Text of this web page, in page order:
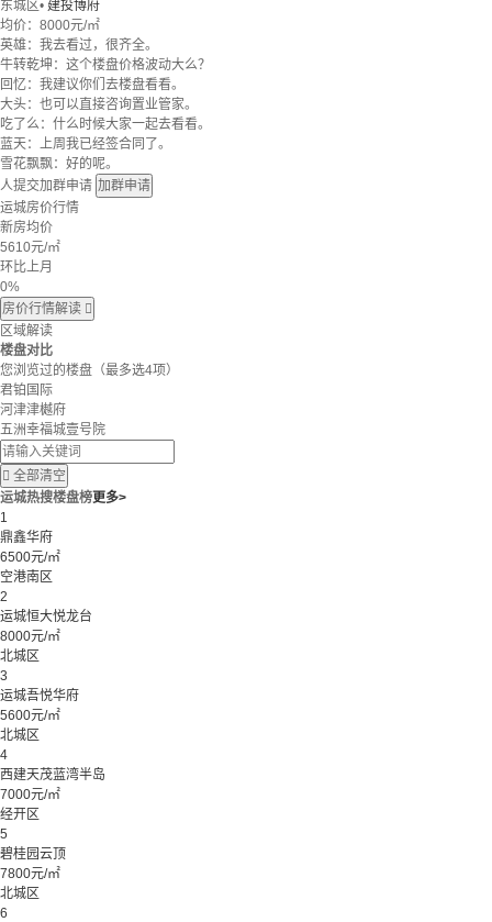
东城区• 建投博府
均价： 8000元/㎡
英雄：我去看过，很齐全。
牛转乾坤：这个楼盘价格波动大么？
回忆：我建议你们去楼盘看看。
大头：也可以直接咨询置业管家。
吃了么：什么时候大家一起去看看。
蓝天：上周我已经签合同了。
雪花飘飘：好的呢。
人提交加群申请 加群申请
运城房价行情
新房均价
5610元/㎡
环比上月
0%
房价行情解读 
区域解读
楼盘对比
您浏览过的楼盘 （最多选4项）
君铂国际
河津津樾府
五洲幸福城壹号院
 全部清空
运城热搜楼盘榜更多>
1
鼎鑫华府
6500元/㎡
空港南区
2
运城恒大悦龙台
8000元/㎡
北城区
3
运城吾悦华府
5600元/㎡
北城区
4
西建天茂蓝湾半岛
7000元/㎡
经开区
5
碧桂园云顶
7800元/㎡
北城区
6